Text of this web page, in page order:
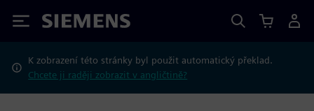
Siemens
K zobrazení této stránky byl použit automatický překlad.
Chcete ji raději zobrazit v angličtině?